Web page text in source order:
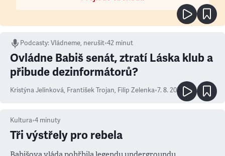
Podcasty:Vládneme, nerušit•42 minut
Ovládne Babiš senát, ztratí Láska klub a
přibude dezinformátorů?
Kristýna Jelínková, František Trojan, Filip Zelenka•7. 8. 2026
Kultura•4 minuty
Tři výstřely pro rebela